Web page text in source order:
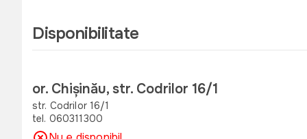
Disponibilitate
or. Chișinău, str. Codrilor 16/1
str. Codrilor 16/1
tel. 060311300